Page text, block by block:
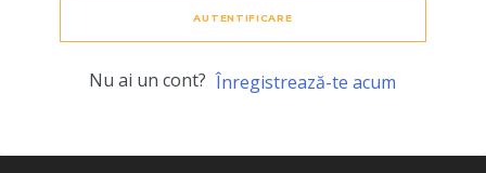
AUTENTIFICARE
Nu ai un cont? Înregistrează-te acum